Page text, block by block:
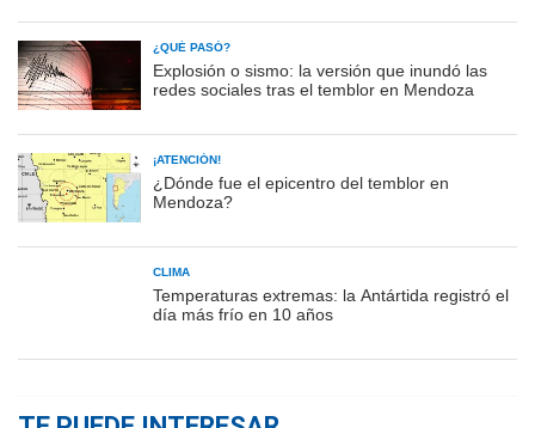
¿QUÉ PASÓ?
Explosión o sismo: la versión que inundó las
redes sociales tras el temblor en Mendoza
¡ATENCIÓN!
¿Dónde fue el epicentro del temblor en
Mendoza?
CLIMA
Temperaturas extremas: la Antártida registró el
día más frío en 10 años